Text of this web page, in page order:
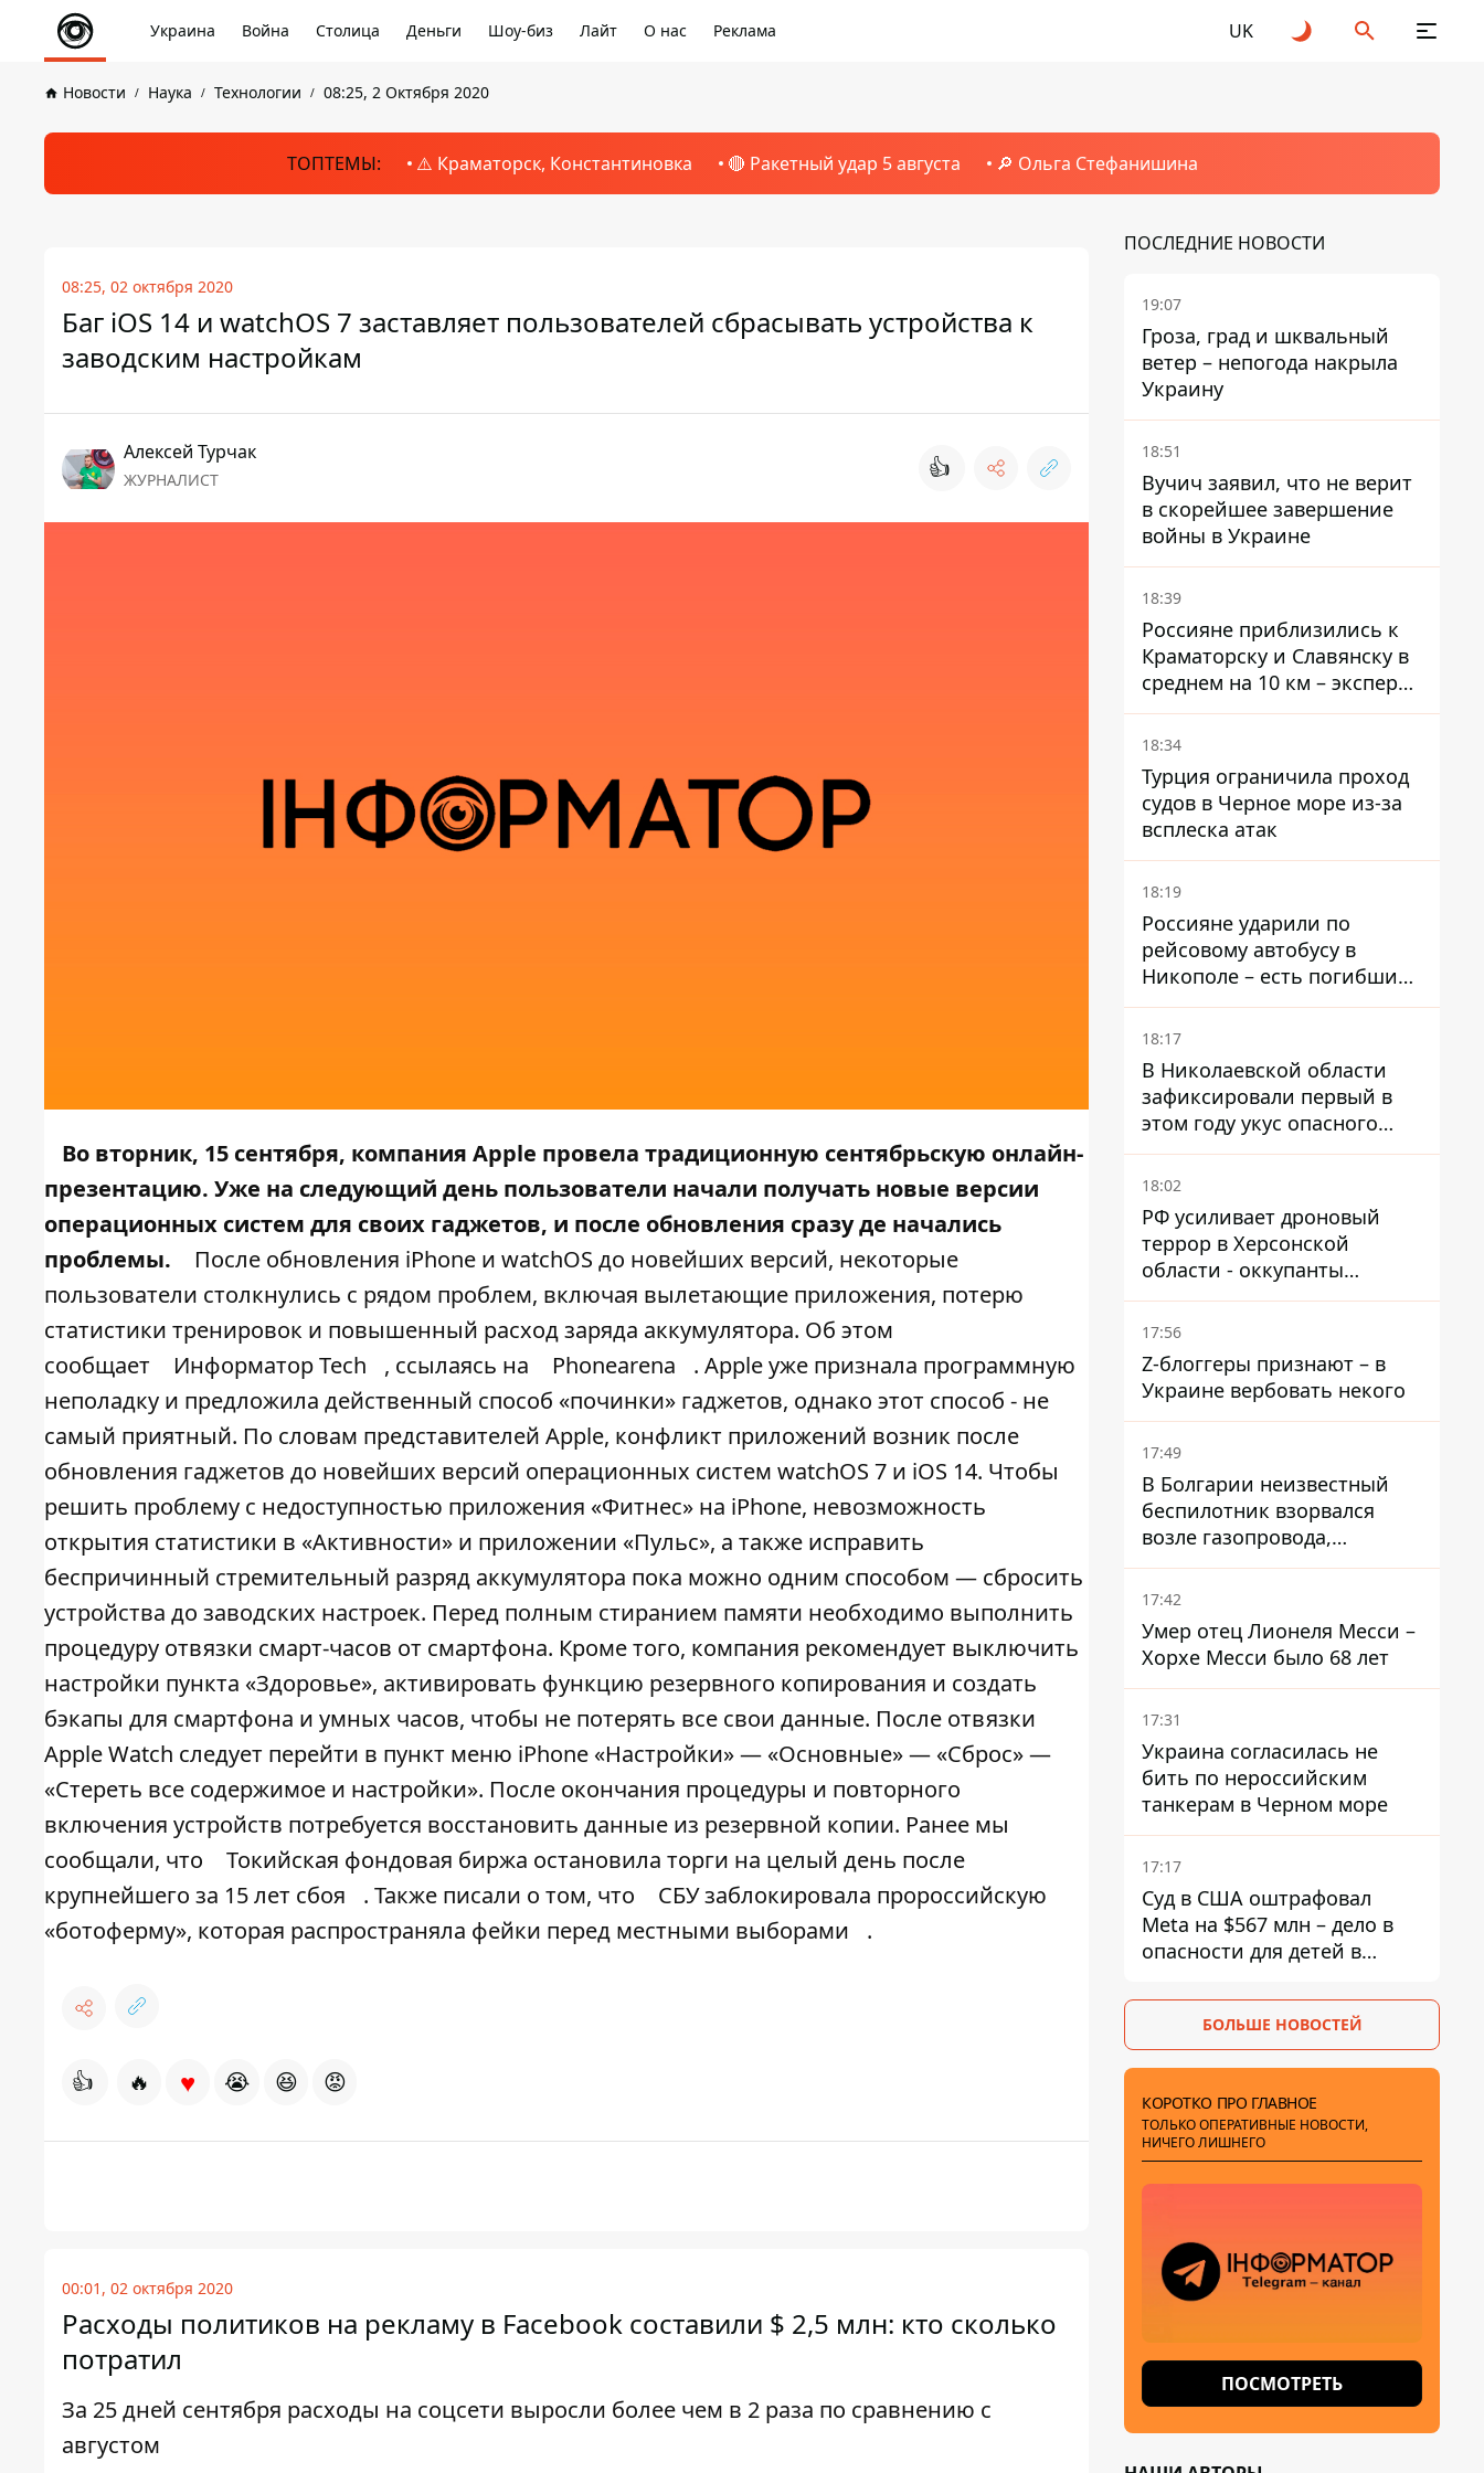
Украина Война Столица Деньги Шоу-биз Лайт О нас Реклама UK
Новости Наука Технологии 08:25, 2 Октября 2020
ТОПТЕМЫ: ⚠️ Краматорск, Константиновка 🔴 Ракетный удар 5 августа 🔎 Ольга Стефанишина
08:25, 02 октября 2020
Баг iOS 14 и watchOS 7 заставляет пользователей сбрасывать устройства к
заводским настройкам
Алексей Турчак
ЖУРНАЛИСТ 👍
Во вторник, 15 сентября, компания Apple провела традиционную сентябрьскую онлайн-
презентацию. Уже на следующий день пользователи начали получать новые версии
операционных систем для своих гаджетов, и после обновления сразу де начались
проблемы.
После обновления iPhone и watchOS до новейших версий, некоторые
пользователи столкнулись с рядом проблем, включая вылетающие приложения, потерю
статистики тренировок и повышенный расход заряда аккумулятора. Об этом
сообщает
Информатор Tech , ссылаясь на Phonearena
. Apple уже признала программную
неполадку и предложила действенный способ «починки» гаджетов, однако этот способ - не
самый приятный. По словам представителей Apple, конфликт приложений возник после
обновления гаджетов до новейших версий операционных систем watchOS 7 и iOS 14. Чтобы
решить проблему с недоступностью приложения «Фитнес» на iPhone, невозможность
открытия статистики в «Активности» и приложении «Пульс», а также исправить
беспричинный стремительный разряд аккумулятора пока можно одним способом — сбросить
устройства до заводских настроек. Перед полным стиранием памяти необходимо выполнить
процедуру отвязки смарт-часов от смартфона. Кроме того, компания рекомендует выключить
настройки пункта «Здоровье», активировать функцию резервного копирования и создать
бэкапы для смартфона и умных часов, чтобы не потерять все свои данные. После отвязки
Apple Watch следует перейти в пункт меню iPhone «Настройки» — «Основные» — «Сброс» —
«Стереть все содержимое и настройки». После окончания процедуры и повторного
включения устройств потребуется восстановить данные из резервной копии. Ранее мы
сообщали, что
Токийская фондовая биржа остановила торги на целый день после
крупнейшего за 15 лет сбоя
. Также писали о том, что
СБУ заблокировала пророссийскую
«ботоферму», которая распространяла фейки перед местными выборами
.
👍 🔥 ♥ 😭 😆 😡
00:01, 02 октября 2020
Расходы политиков на рекламу в Facebook составили $ 2,5 млн: кто сколько
потратил
За 25 дней сентября расходы на соцсети выросли более чем в 2 раза по сравнению с
августом
ПОСЛЕДНИЕ НОВОСТИ
19:07
Гроза, град и шквальный
ветер – непогода накрыла
Украину
18:51
Вучич заявил, что не верит
в скорейшее завершение
войны в Украине
18:39
Россияне приблизились к
Краматорску и Славянску в
среднем на 10 км – эксперт
предупредил об усилении
наступления
18:34
Турция ограничила проход
судов в Черное море из-за
всплеска атак
18:19
Россияне ударили по
рейсовому автобусу в
Никополе – есть погибший
и раненые
18:17
В Николаевской области
зафиксировали первый в
этом году укус опасного
каракурта
18:02
РФ усиливает дроновый
террор в Херсонской
области - оккупанты
получили приказ свободно
охотиться на автомобили
17:56
Z-блоггеры признают – в
Украине вербовать некого
17:49
В Болгарии неизвестный
беспилотник взорвался
возле газопровода,
которым поставляют газ в
Украину
17:42
Умер отец Лионеля Месси –
Хорхе Месси было 68 лет
17:31
Украина согласилась не
бить по нероссийским
танкерам в Черном море
17:17
Суд в США оштрафовал
Meta на $567 млн ​​– дело в
опасности для детей в
БОЛЬШЕ НОВОСТЕЙ
КОРОТКО ПРО ГЛАВНОЕ
ТОЛЬКО ОПЕРАТИВНЫЕ НОВОСТИ,
НИЧЕГО ЛИШНЕГО
ПОСМОТРЕТЬ